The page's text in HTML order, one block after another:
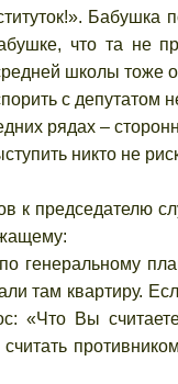
что та не
школы тоже
с депутатом
рядах –
никто не
председателю
плану
там квартиру.
«Что Вы